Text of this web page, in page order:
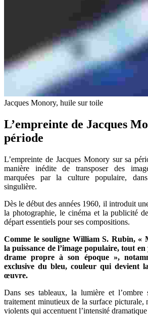
Jacques Monory, huile sur toile
L’empreinte de Jacques
période
L’empreinte de Jacques Monory sur sa
manière inédite de transposer des
marquées par la culture populaire,
singulière.
Dès le début des années 1960, il introduit
la photographie, le cinéma et la publicité
départ essentiels pour ses compositions.
Comme le souligne William S. Rubin, «
la puissance de l’image populaire, tout
drame propre à son époque »,
exclusive du bleu, couleur qui devient
œuvre.
Dans ses tableaux, la lumière et l’ombre
traitement minutieux de la surface picturale,
violents qui accentuent l’intensité dramatique